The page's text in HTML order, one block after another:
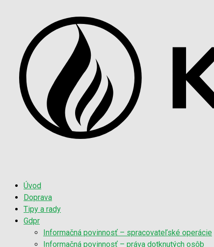
Úvod
Doprava
Tipy a rady
Gdpr
Informačná povinnosť – spracovateľské operácie
Informačná povinnosť – práva dotknutých osôb